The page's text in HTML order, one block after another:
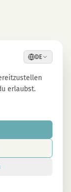
DE
erlaubst.